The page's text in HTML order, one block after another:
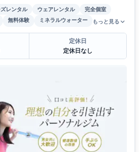
レンタル ウェアレンタル
完全個室
無料体験 ミネラルウォーター もっと見る
定休日
定休日なし